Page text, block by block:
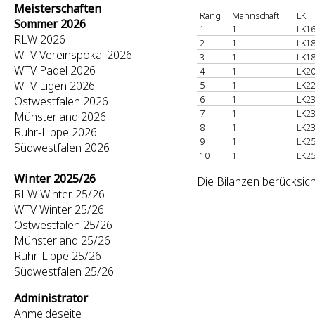
Meisterschaften
Sommer 2026
RLW 2026
WTV Vereinspokal 2026
WTV Padel 2026
WTV Ligen 2026
Ostwestfalen 2026
Münsterland 2026
Ruhr-Lippe 2026
Südwestfalen 2026
Winter 2025/26
RLW Winter 25/26
WTV Winter 25/26
Ostwestfalen 25/26
Münsterland 25/26
Ruhr-Lippe 25/26
Südwestfalen 25/26
Administrator
Anmeldeseite
Rang Mannschaft
LK
1
1
2
1
3
1
4
1
5
1
6
1
7
1
8
1
9
1
10
1
Die Bilanzen